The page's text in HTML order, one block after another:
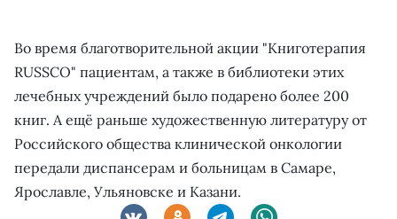
Во время благотворительной акции "Книготерапия
RUSSCO" пациентам, а также в библиотеки этих
лечебных учреждений было подарено более 200
книг. А ещё раньше художественную литературу от
Российского общества клинической онкологии
передали диспансерам и больницам в Самаре,
Ярославле, Ульяновске и Казани.